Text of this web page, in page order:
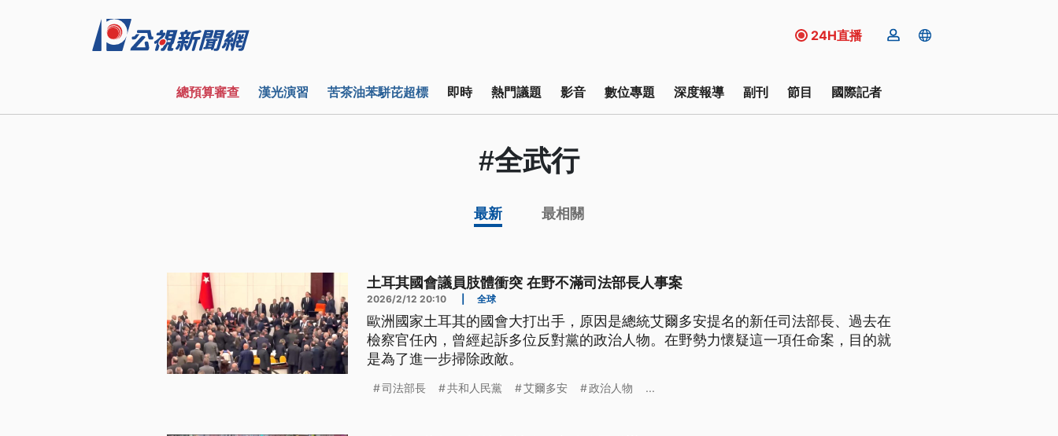
24H直播
總預算審查 漢光演習 苦茶油苯駢芘超標 即時 熱門議題 影音 數位專題 深度報導 副刊 節目 國際記者
#全武行
最新 最相關
土耳其國會議員肢體衝突 在野不滿司法部長人事案
2026/2/12 20:10 全球
歐洲國家土耳其的國會大打出手，原因是總統艾爾多安提名的新任司法部長、過去在
檢察官任內，曾經起訴多位反對黨的政治人物。在野勢力懷疑這一項任命案，目的就
是為了進一步掃除政敵。
司法部長 共和人民黨 艾爾多安 政治人物 ...